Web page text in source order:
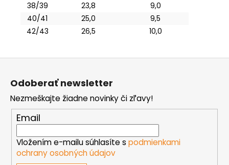
38/39
23,8
9,0
40/41
25,0
9,5
42/43
26,5 10,0
Odoberať newsletter
Nezmeškajte žiadne novinky či zľavy!
Email
Vložením e-mailu súhlasíte s podmienkami
ochrany osobných údajov